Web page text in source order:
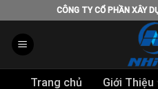
to
content
CÔNG TY CỔ PHẦN XÂY
Trang chủ Giới Thiệu